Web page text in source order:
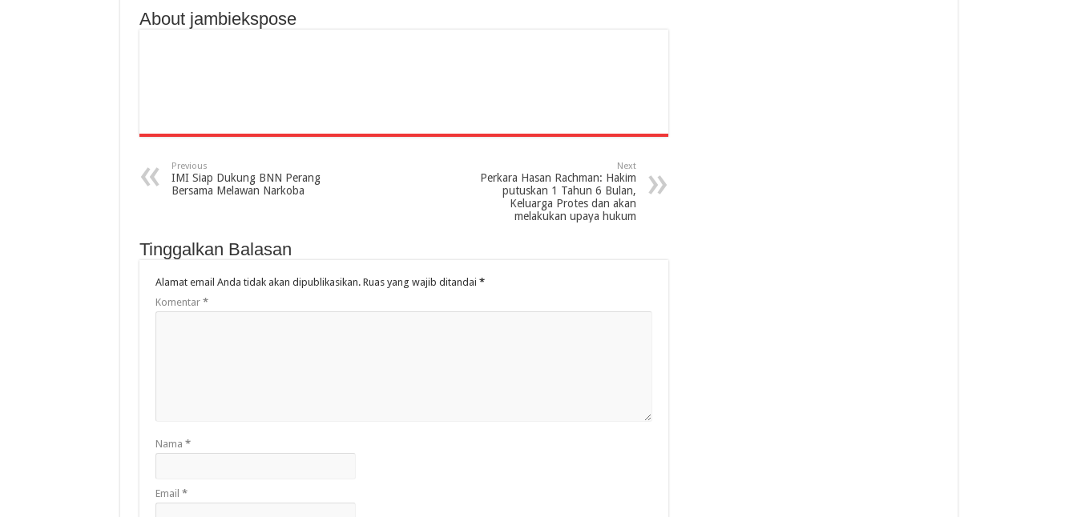
About jambiekspose
Previous
IMI Siap Dukung BNN Perang
Bersama Melawan Narkoba
Next
Perkara Hasan Rachman: Hakim
putuskan 1 Tahun 6 Bulan,
Keluarga Protes dan akan
melakukan upaya hukum
Tinggalkan Balasan
Alamat email Anda tidak akan dipublikasikan. Ruas yang wajib ditandai *
Komentar *
Nama *
Email *